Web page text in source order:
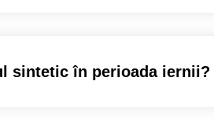
sintetic în perioada iernii?